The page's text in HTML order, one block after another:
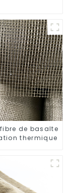
de basalte
thermique